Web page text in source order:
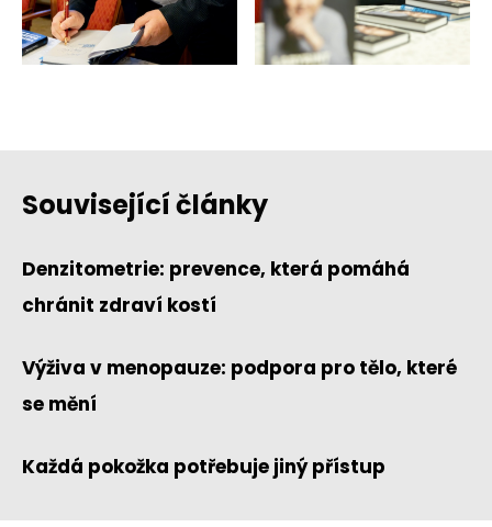
Související články
Denzitometrie: prevence, která pomáhá
chránit zdraví kostí
Výživa v menopauze: podpora pro tělo, které
se mění
Každá pokožka potřebuje jiný přístup